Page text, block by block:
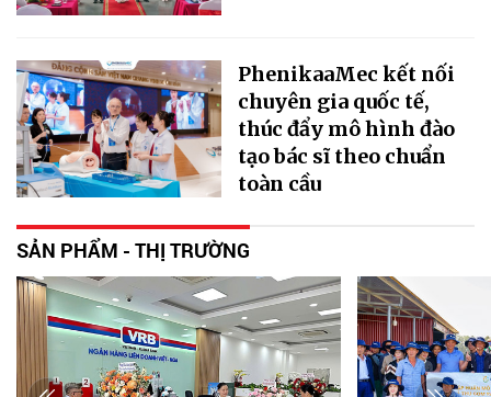
PhenikaaMec kết nối
chuyên gia quốc tế,
thúc đẩy mô hình đào
tạo bác sĩ theo chuẩn
toàn cầu
SẢN PHẨM - THỊ TRƯỜNG